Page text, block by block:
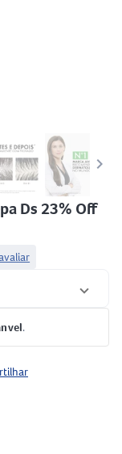
keyboard_arrow_right
Ds 23% Off
.